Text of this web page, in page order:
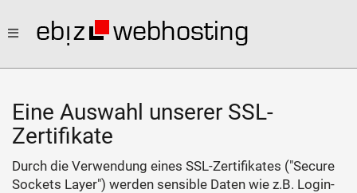
Toggle
navigation
Eine Auswahl unserer SSL-
Zertifikate
Durch die Verwendung eines SSL-Zertifikates ("Secure
Sockets Layer") werden sensible Daten wie z.B. Login-